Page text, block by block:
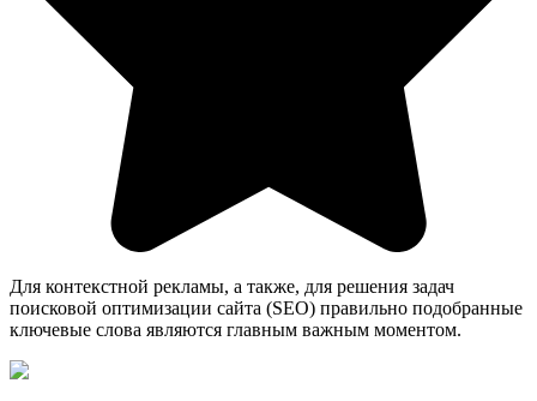
Для контекстной рекламы, а также, для решения задач
поисковой оптимизации сайта (SEO) правильно подобранные
ключевые слова являются главным важным моментом.